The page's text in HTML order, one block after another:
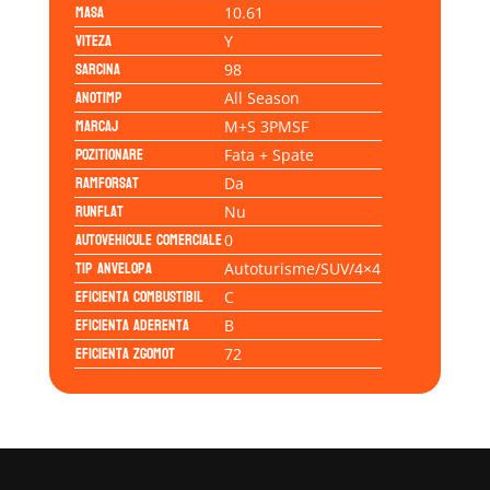
Masa 10.61
Viteza Y
Sarcina 98
Anotimp All Season
Marcaj M+S 3PMSF
Pozitionare Fata + Spate
Ramforsat Da
Runflat Nu
Autovehicule comerciale0
Tip anvelopa Autoturisme/SUV/4×4
Eficienta Combustibil C
Eficienta Aderenta B
Eficienta Zgomot 72